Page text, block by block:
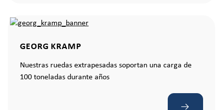
GEORG KRAMP
Nuestras ruedas extrapesadas soportan una carga de
100 toneladas durante años